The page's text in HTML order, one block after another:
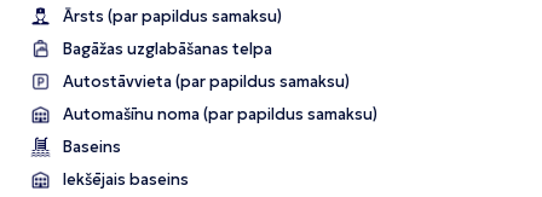
Ārsts (par papildus samaksu)
Bagāžas uzglabāšanas telpa
Autostāvvieta (par papildus samaksu)
Automašīnu noma (par papildus samaksu)
Baseins
Iekšējais baseins